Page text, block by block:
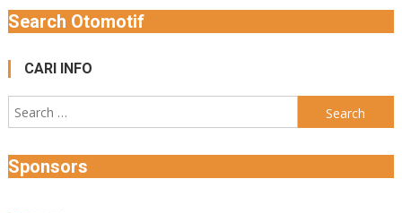
Search Otomotif
CARI INFO
Search
for:
Sponsors